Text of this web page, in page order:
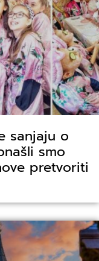
sanjaju o
smo
pretvoriti